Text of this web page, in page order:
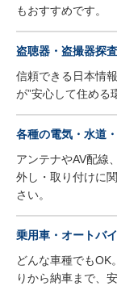
もおすすめです。
盗聴器・盗撮器探
信頼できる日本情
が”安心して住める
各種の電気・水道
アンテナやAV配線
外し・取り付けに
さい。
乗用車・オートバ
どんな車種でもOK
りから納車まで、